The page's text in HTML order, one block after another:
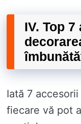
IV. Top
Iată 7
fiecare vă pot